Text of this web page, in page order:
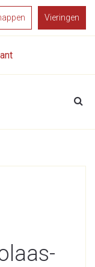
Vieringen